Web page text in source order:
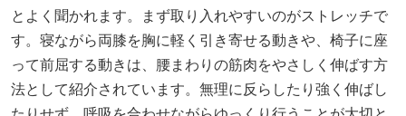
とよく聞かれます。まず取り入れやすいのがストレッチで
す。寝ながら両膝を胸に軽く引き寄せる動きや、椅子に座
って前屈する動きは、腰まわりの筋肉をやさしく伸ばす方
法として紹介されています。無理に反らしたり強く伸ばし